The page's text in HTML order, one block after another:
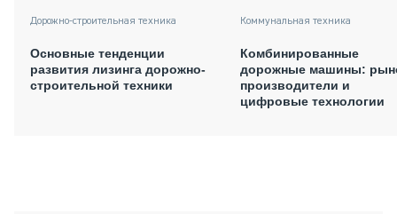
Дорожно-строительная техника
Основные тенденции
развития лизинга дорожно-
строительной техники
Коммунальная техника
Комбинированные
дорожные машины:
производители и
цифровые технологии